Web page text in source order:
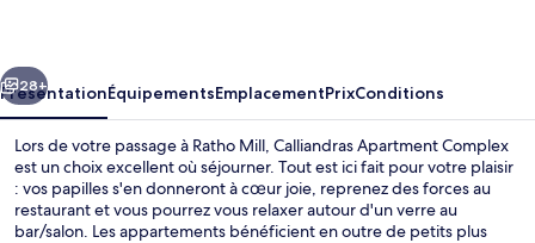
Suivant
28+
PrésentationÉquipementsEmplacementPrixConditions
Lors de votre passage à Ratho Mill, Calliandras Apartment Complex
est un choix excellent où séjourner. Tout est ici fait pour votre plaisir
: vos papilles s'en donneront à cœur joie, reprenez des forces au
restaurant et vous pourrez vous relaxer autour d'un verre au
bar/salon. Les appartements bénéficient en outre de petits plus